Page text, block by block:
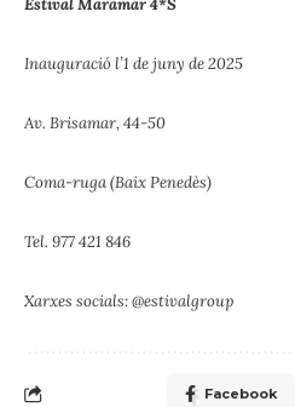
Estival Maramar 4*S
Inauguració l’1 de juny de 2025
Av. Brisamar, 44-50
Coma-ruga (Baix Penedès)
Tel. 977 421 846
Xarxes socials: @estivalgroup
Facebook